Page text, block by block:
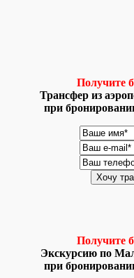
Получите
Трансфер из
при
Получите
Экскурсию по
при